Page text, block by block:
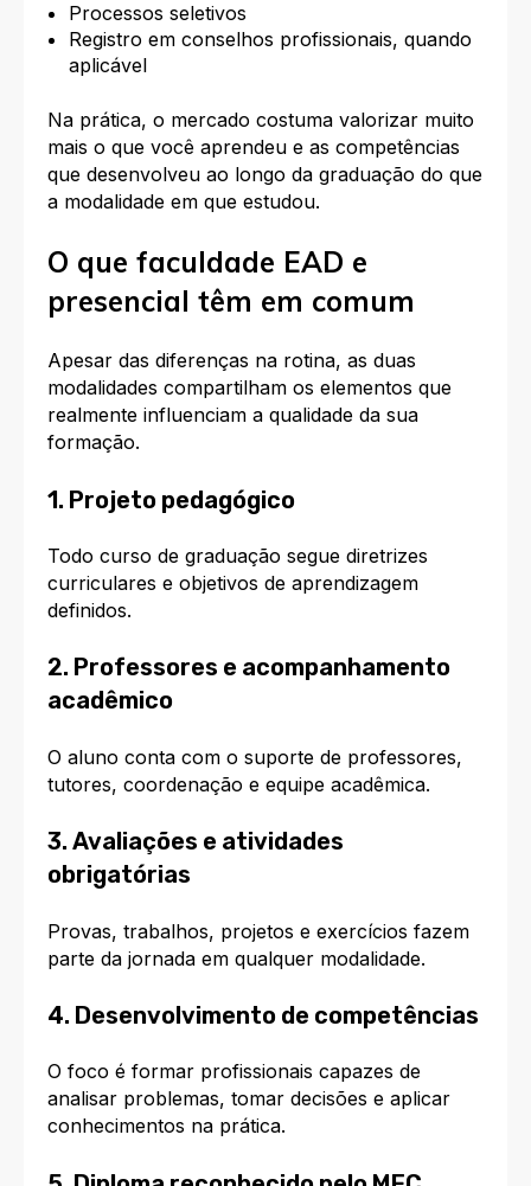
Processos seletivos
Registro em conselhos profissionais, quando
aplicável
Na prática, o mercado costuma valorizar muito
mais o que você aprendeu e as competências
que desenvolveu ao longo da graduação do que
a modalidade em que estudou.
O que faculdade EAD e
presencial têm em comum
Apesar das diferenças na rotina, as duas
modalidades compartilham os elementos que
realmente influenciam a qualidade da sua
formação.
1. Projeto pedagógico
Todo curso de graduação segue diretrizes
curriculares e objetivos de aprendizagem
definidos.
2. Professores e acompanhamento
acadêmico
O aluno conta com o suporte de professores,
tutores, coordenação e equipe acadêmica.
3. Avaliações e atividades
obrigatórias
Provas, trabalhos, projetos e exercícios fazem
parte da jornada em qualquer modalidade.
4. Desenvolvimento de competências
O foco é formar profissionais capazes de
analisar problemas, tomar decisões e aplicar
conhecimentos na prática.